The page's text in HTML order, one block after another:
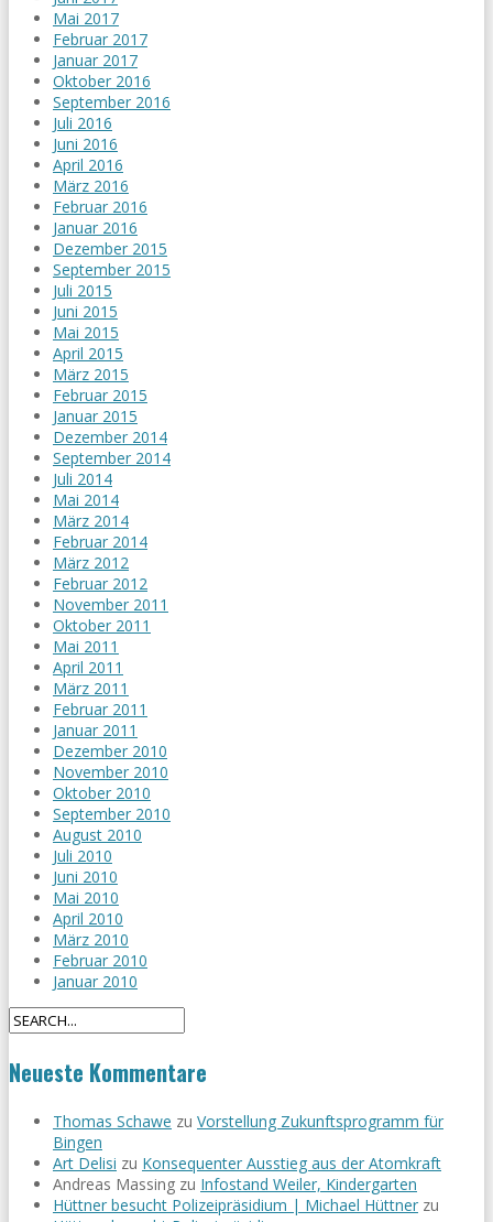
Mai 2017
Februar 2017
Januar 2017
Oktober 2016
September 2016
Juli 2016
Juni 2016
April 2016
März 2016
Februar 2016
Januar 2016
Dezember 2015
September 2015
Juli 2015
Juni 2015
Mai 2015
April 2015
März 2015
Februar 2015
Januar 2015
Dezember 2014
September 2014
Juli 2014
Mai 2014
März 2014
Februar 2014
März 2012
Februar 2012
November 2011
Oktober 2011
Mai 2011
April 2011
März 2011
Februar 2011
Januar 2011
Dezember 2010
November 2010
Oktober 2010
September 2010
August 2010
Juli 2010
Juni 2010
Mai 2010
April 2010
März 2010
Februar 2010
Januar 2010
Neueste Kommentare
Thomas Schawe zu Vorstellung Zukunftsprogramm für
Bingen
Art Delisi zu Konsequenter Ausstieg aus der Atomkraft
Andreas Massing zu Infostand Weiler, Kindergarten
Hüttner besucht Polizeipräsidium | Michael Hüttner zu